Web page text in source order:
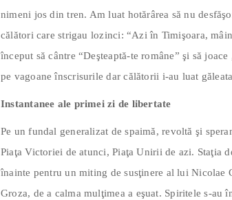
nimeni jos din tren. Am luat hotărârea să nu
călători care strigau lozinci: “Azi în Timişoara,
început să cântre “Deşteaptă-te române” şi să
pe vagoane înscrisurile dar călătorii i-au luat
Instantanee ale primei zi de libertate
Pe un fundal generalizat de spaimă, revoltă şi
Piaţa Victoriei de atunci, Piaţa Unirii de azi. Staţia
înainte pentru un miting de susţinere al lui Nicolae
Groza, de a calma mulţimea a eşuat. Spiritele s-au